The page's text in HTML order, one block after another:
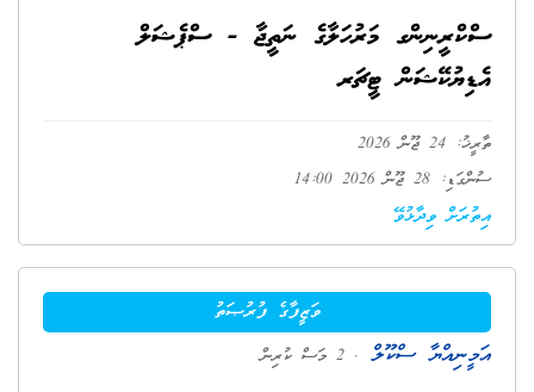
ސްކްރީނިންގ މަރުހަލާގެ ނަތީޖާ - ސްޕެޝަލް
އެޑިޔުކޭޝަން ޓީޗަރ
ތާރީޚު: 24 ޖޫން 2026
ސުންގަޑި: 28 ޖޫން 2026 14:00
އިތުރަށް ވިދާޅުވޭ
ވަޒީފާގެ ފުރުޞަތު
އަމީނިއްޔާ ސްކޫލް . 2 މަސް ކުރިން